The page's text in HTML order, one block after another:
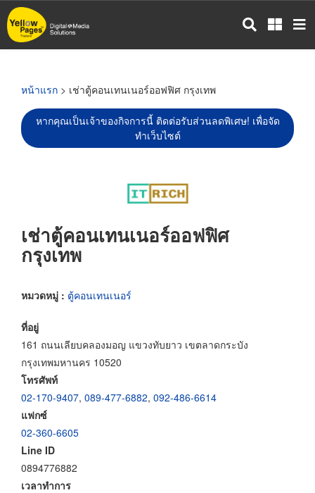
ข้าม
ไป
หน้าแรก > เช่าตู้คอนเทนเนอร์ออฟฟิศ กรุงเทพ
หากคุณเป็นเจ้าของกิจการนี้ ติดต่อรับส่วนลดพิเศษ! เพื่อจัด
ทำเว็บไซต์
เช่าตู้คอนเทนเนอร์ออฟฟิศ
กรุงเทพ
หมวดหมู่ : ตู้คอนเทนเนอร์
ที่อยู่
161 ถนนเลียบคลองมอญ แขวงทับยาว เขตลาดกระบัง
กรุงเทพมหานคร 10520
โทรศัพท์
02-170-9407, 089-477-6882, 092-486-6614
แฟกซ์
02-360-6605
Line ID
0894776882
เวลาทำการ